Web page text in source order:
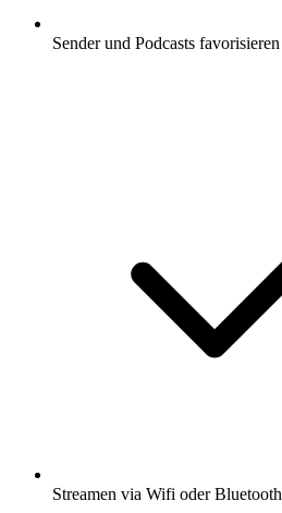
Sender und Podcasts favorisieren
Streamen via Wifi oder Bluetooth